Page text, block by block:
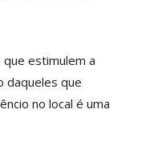
estimulem a
daqueles que
no local é uma